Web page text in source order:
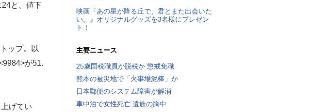
と、値下
ップ。以
が51.
げてい
映画『あの星が降る丘で、君とまた出会いた
い。』オリジナルグッズを3名様にプレゼン
ト！
主要ニュース
25歳国税職員が脱税か 懲戒免職
熊本の被災地で「火事場泥棒」か
日本郵便のシステム障害が解消
車中泊で女性死亡 遺族の胸中